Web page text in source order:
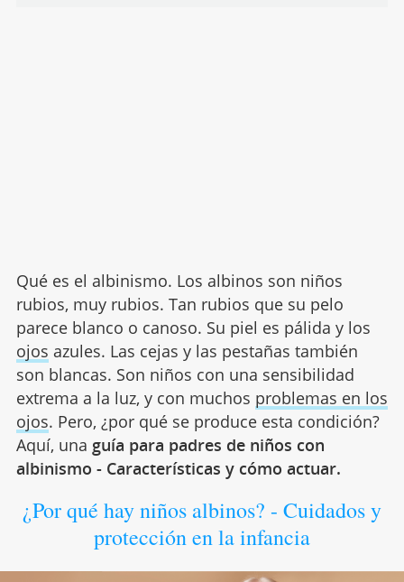
Qué es el albinismo. Los albinos son niños
rubios, muy rubios. Tan rubios que su pelo
parece blanco o canoso. Su piel es pálida y los
ojos azules. Las cejas y las pestañas también
son blancas. Son niños con una sensibilidad
extrema a la luz, y con muchos problemas en los
ojos. Pero, ¿por qué se produce esta condición?
Aquí, una guía para padres de niños con
albinismo - Características y cómo actuar.
¿Por qué hay niños albinos? - Cuidados y
protección en la infancia